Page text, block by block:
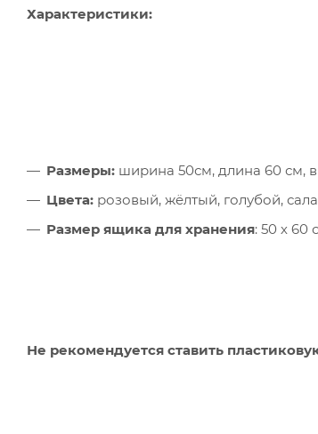
Характеристики:
Размеры: ширина 50см, длина 60 см,
Цвета: розовый, жёлтый, голубой,
Размер ящика для хранения: 50 х 60
Не рекомендуется ставить